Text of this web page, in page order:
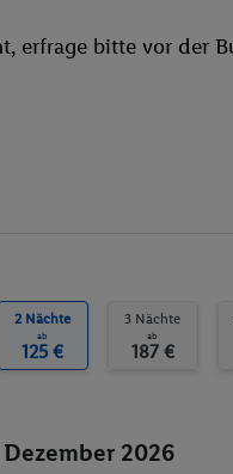
erfrage bitte vor der
2 Nächte
ab
125 €
3 Nächte
ab
187 €
Dezember 2026